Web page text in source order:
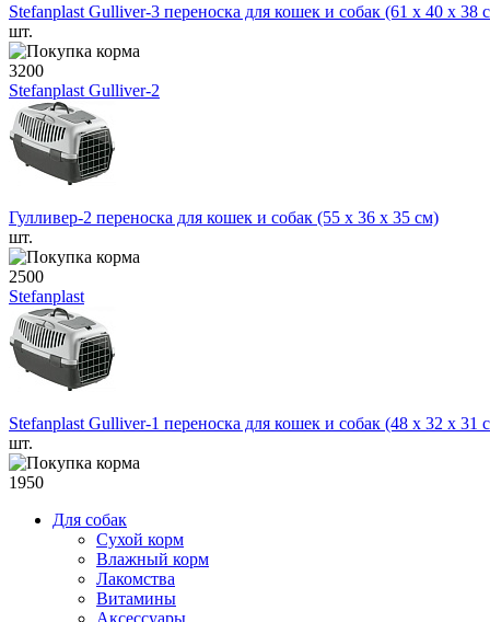
Stefanplast Gulliver-3 переноска для кошек и собак (61 х 40 х 38
шт.
3200
Stefanplast Gulliver-2
Гулливер-2 переноска для кошек и собак (55 х 36 х 35 см)
шт.
2500
Stefanplast
Stefanplast Gulliver-1 переноска для кошек и собак (48 х 32 х 31
шт.
1950
Для собак
Сухой корм
Влажный корм
Лакомства
Витамины
Аксессуары